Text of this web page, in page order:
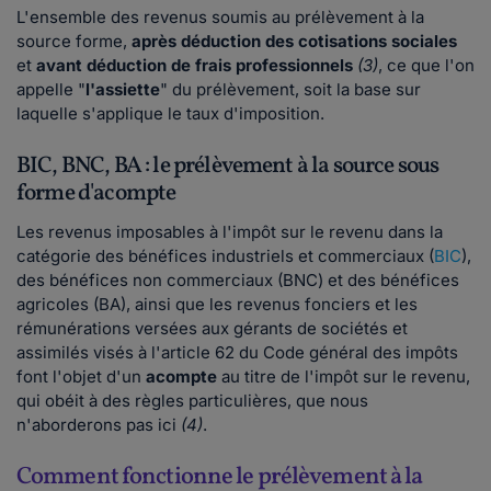
L'ensemble des revenus soumis au prélèvement à la
source forme, après déduction des cotisations sociales
et avant déduction de frais professionnels (3), ce que l'on
appelle "l'assiette" du prélèvement, soit la base sur
laquelle s'applique le taux d'imposition.
BIC, BNC, BA : le prélèvement à la source sous
forme d'acompte
Les revenus imposables à l'impôt sur le revenu dans la
catégorie des bénéfices industriels et commerciaux (BIC),
des bénéfices non commerciaux (BNC) et des bénéfices
agricoles (BA), ainsi que les revenus fonciers et les
rémunérations versées aux gérants de sociétés et
assimilés visés à l'article 62 du Code général des impôts
font l'objet d'un acompte au titre de l'impôt sur le revenu,
qui obéit à des règles particulières, que nous
n'aborderons pas ici (4).
Comment fonctionne le prélèvement à la